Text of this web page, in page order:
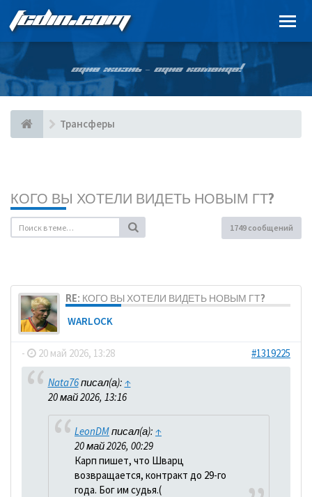
FCDIN.COM
ОДНА ЖИЗНЬ – ОДНА КОМАНДА!
Трансферы
КОГО ВЫ ХОТЕЛИ ВИДЕТЬ НОВЫМ ГТ?
1749 сообщений
RE: КОГО ВЫ ХОТЕЛИ ВИДЕТЬ НОВЫМ ГТ?
WARLOCK
- 20 май 2026, 13:28 #1319225
Nata76писал(а): ↑
20 май 2026, 13:16
LeonDMписал(а): ↑
20 май 2026, 00:29
Карп пишет, что Шварц
возвращается, контракт до 29-го
года. Бог им судья.(